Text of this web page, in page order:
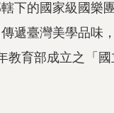
下的國家級國樂
遞臺灣美學品
教育部成立之「國